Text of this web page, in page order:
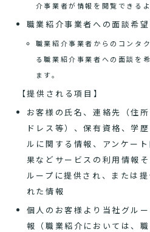
介事業者が情報を閲覧できる
職業紹介事業者への面談希望
職業紹介事業者からのコンタ
る職業紹介事業者への面談を
ます。
【提供される項目】
お客様の氏名、連絡先（住
ドレス等）、保有資格、学
ルに関する情報、アンケー
果などサービスの利用情報
ループに提供され、または
れた情報
個人のお客様より当社グル
報（職業紹介においては、